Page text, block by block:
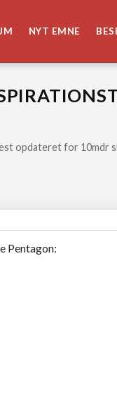
NYT EMNE
opdateret for 10mdr
Pentagon: